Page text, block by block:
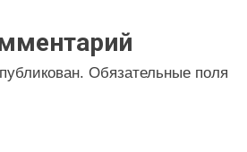
Обязательные поля